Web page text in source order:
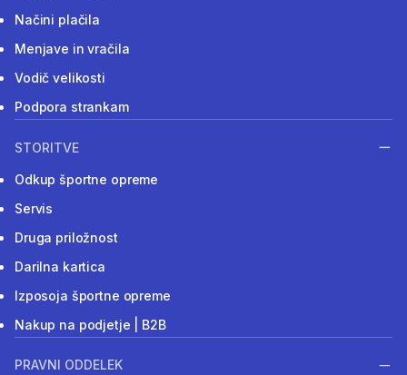
Načini plačila
Menjave in vračila
Vodič velikosti
Podpora strankam
STORITVE
Odkup športne opreme
Servis
Druga priložnost
Darilna kartica
Izposoja športne opreme
Nakup na podjetje | B2B
PRAVNI ODDELEK